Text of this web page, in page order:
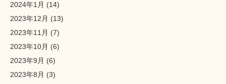
2024年1月 (14)
2023年12月 (13)
2023年11月 (7)
2023年10月 (6)
2023年9月 (6)
2023年8月 (3)